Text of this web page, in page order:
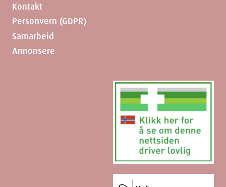
Kontakt
Personvern (GDPR)
Samarbeid
Annonsere